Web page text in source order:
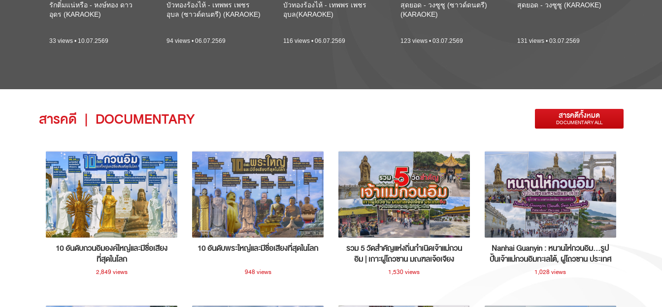
รักติ๋มแน่หรือ - หงษ์ทอง ดาว
อุดร (KARAOKE)
33 views • 10.07.2569
บัวทองร้องไห้ - เทพพร เพชร
อุบล (ซาวด์ดนตรี) (KARAOKE)
94 views • 06.07.2569
บัวทองร้องไห้ - เทพพร เพชร
อุบล(KARAOKE)
116 views • 06.07.2569
สุดยอด - วงซูซู (ซาวด์ดนตรี)
(KARAOKE)
123 views • 03.07.2569
สุดยอด - วงซูซู (KARAOKE)
131 views • 03.07.2569
สารคดี | DOCUMENTARY สารคดีทั้งหมด
DOCUMENTARY ALL
10 อันดับกวนอิมองค์ใหญ่และมีชื่อเสียง
ที่สุดในโลก
2,849 views
10 อันดับพระใหญ่และมีชื่อเสียงที่สุดในโลก
948 views
รวม 5 วัดสำคัญแห่งถิ่นกำเนิดเจ้าแม่กวน
อิม | เกาะผู่โถวซาน มณฑลเจ้อเจียง
ประเทศจีน
1,530 views
Nanhai Guanyin : หนานไห่กวนอิม...รูป
ปั้นเจ้าแม่กวนอิมทะเลใต้, ผู่โถวซาน ประเทศ
จีน
1,028 views